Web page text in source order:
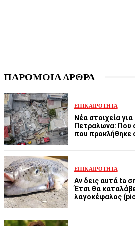
ΠΑΡΟΜΟΙΑ ΑΡΘΡΑ
ΕΠΙΚΑΙΡΌΤΗΤΑ
Νέα στοιχεία
Πετραλωνα: Που
που προκλήθηκε
ΕΠΙΚΑΙΡΌΤΗΤΑ
Αν δεις αυτά ta
Έτσι θα
λαγοκέφαλος